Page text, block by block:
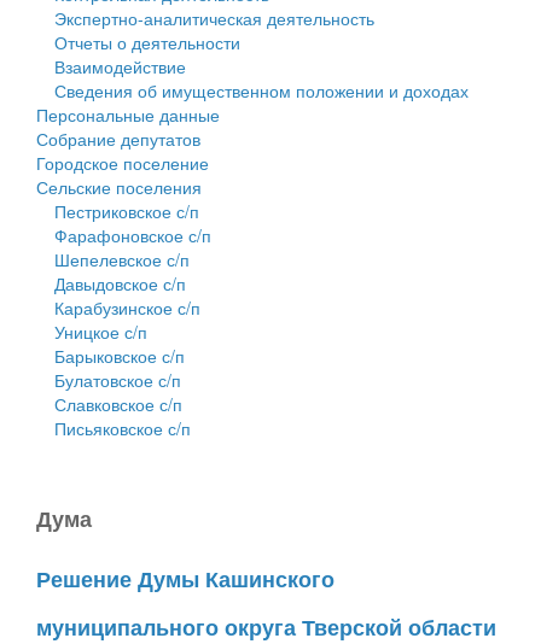
Сельские поселения
Экспертно-аналитическая деятельность
Отчеты о деятельности
Взаимодействие
Сведения об имущественном положении и доходах
Персональные данные
Собрание депутатов
Городское поселение
Сельские поселения
Пестриковское с/п
Фарафоновское с/п
Шепелевское с/п
Давыдовское с/п
Карабузинское с/п
Уницкое с/п
Барыковское с/п
Булатовское с/п
Славковское с/п
Письяковское с/п
Дума
Решение Думы Кашинского
муниципального округа Тверской области